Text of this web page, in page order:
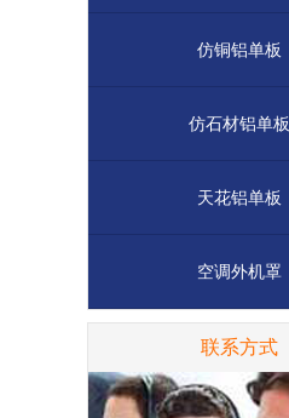
仿铜铝单板
仿石材铝单板
天花铝单板
空调外机罩
联系方式